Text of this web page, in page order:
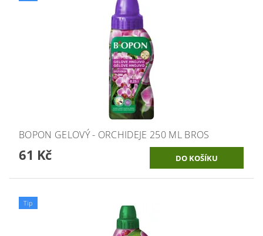
BOPON GELOVÝ - ORCHIDEJE 250 ML BROS
61 Kč
Tip